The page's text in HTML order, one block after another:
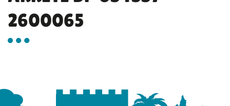
2600065